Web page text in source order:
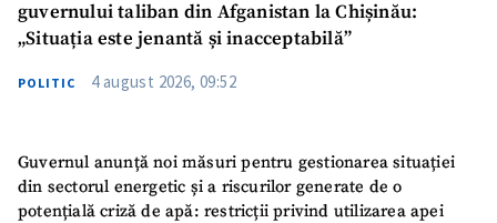
guvernului taliban din Afganistan la Chișinău:
„Situația este jenantă și inacceptabilă”
POLITIC 4 august 2026, 09:52
Guvernul anunță noi măsuri pentru gestionarea situației
din sectorul energetic și a riscurilor generate de o
potențială criză de apă: restricții privind utilizarea apei